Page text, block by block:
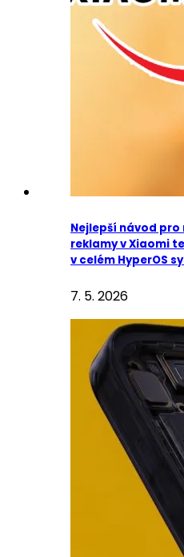
Nejlepší návod pro
reklamy v Xiaomi
v celém HyperOS
7. 5. 2026